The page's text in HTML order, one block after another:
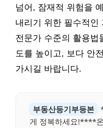
넘어, 잠재적 위험을
내리기 위한 필수적인
전문가 수준의 활용법
도를 높이고, 보다 안
가시길 바랍니다.
부동산등기부등본
게 정복하세요!****